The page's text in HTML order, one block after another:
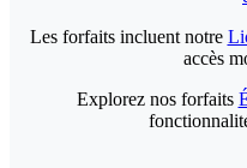
Les forfaits incluent notre
accès
Explorez nos forfaits